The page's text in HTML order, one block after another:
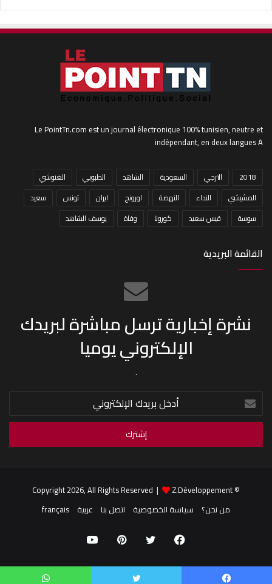
Le PointTn.com est un journal électronique 100% tunisien, neutre et
indépendant, en deux langues A
2018 الترجي السعودية الشاهد الطبوبي
الغنوشي
المشيشي
النداء النهضة اورونج ايران تونس
سعيد
سوسة
قيس سعيد كورونا وفاة يوسف الشاهد
القائمة البريدية
نشرة إخبارية ترسل مباشرة لبريدك
الإلكتروني يوميا
.
أدخل
بريدك
الإلكتروني
© Copyright 2026, All Rights Reserved |
Z.Développement
من نحن؟
سياسة الخصوصية اتصل بنا عربية français
فيسبوكتويتر بينتيريستيوتيوب